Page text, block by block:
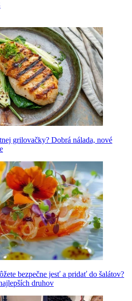
grilovačky? Dobrá nálada, nové
bezpečne jesť a pridať do šalátov?
druhov